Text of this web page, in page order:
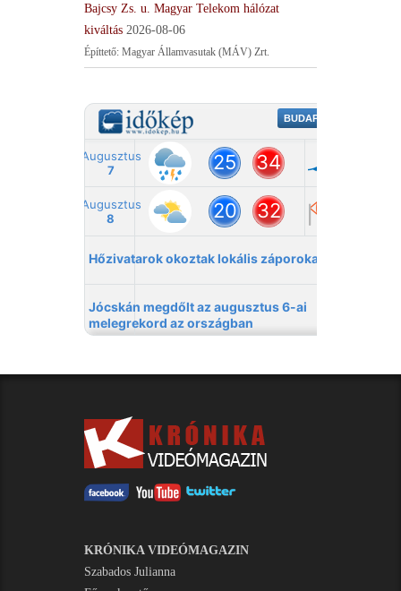
Bajcsy Zs. u. Magyar Telekom hálózat
kiváltás 2026-08-06
Építtető: Magyar Államvasutak (MÁV) Zrt.
KRÓNIKA VIDEÓMAGAZIN
Szabados Julianna